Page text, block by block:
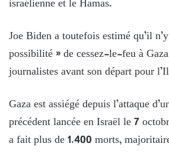
israélienne et le Hamas.
Joe Biden a toutefois estimé qu’il
possibilité » de cessez-le-feu à
journalistes avant son départ pour
Gaza est assiégé depuis l’attaque
précédent lancée en Israël le 7
a fait plus de 1.400 morts,